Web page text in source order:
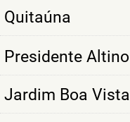
Quitaúna
Presidente Altino
Jardim Boa Vista